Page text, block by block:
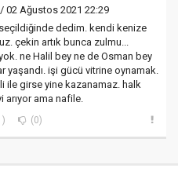
/ 02 Ağustos 2021 22:29
dedim. kendi kenize
çekin artık bunca zulmu...
ne Halil bey ne de Osman bey
yaşandı. işi gücü vitrine oynamak.
ile girse yine kazanamaz. halk
ama nafile.
(0)